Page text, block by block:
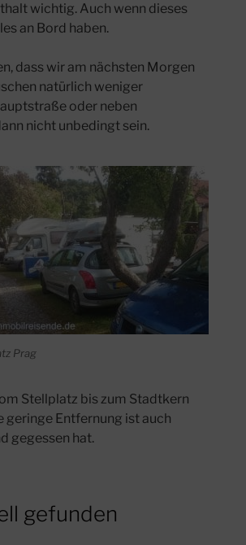
wichtig. Auch wenn dieses
an Bord haben.
dass wir am nächsten Morgen
natürlich weniger
oder neben
nicht unbedingt sein.
Prag
Stellplatz bis zum Stadtkern
geringe Entfernung ist auch
gegessen hat.
gefunden